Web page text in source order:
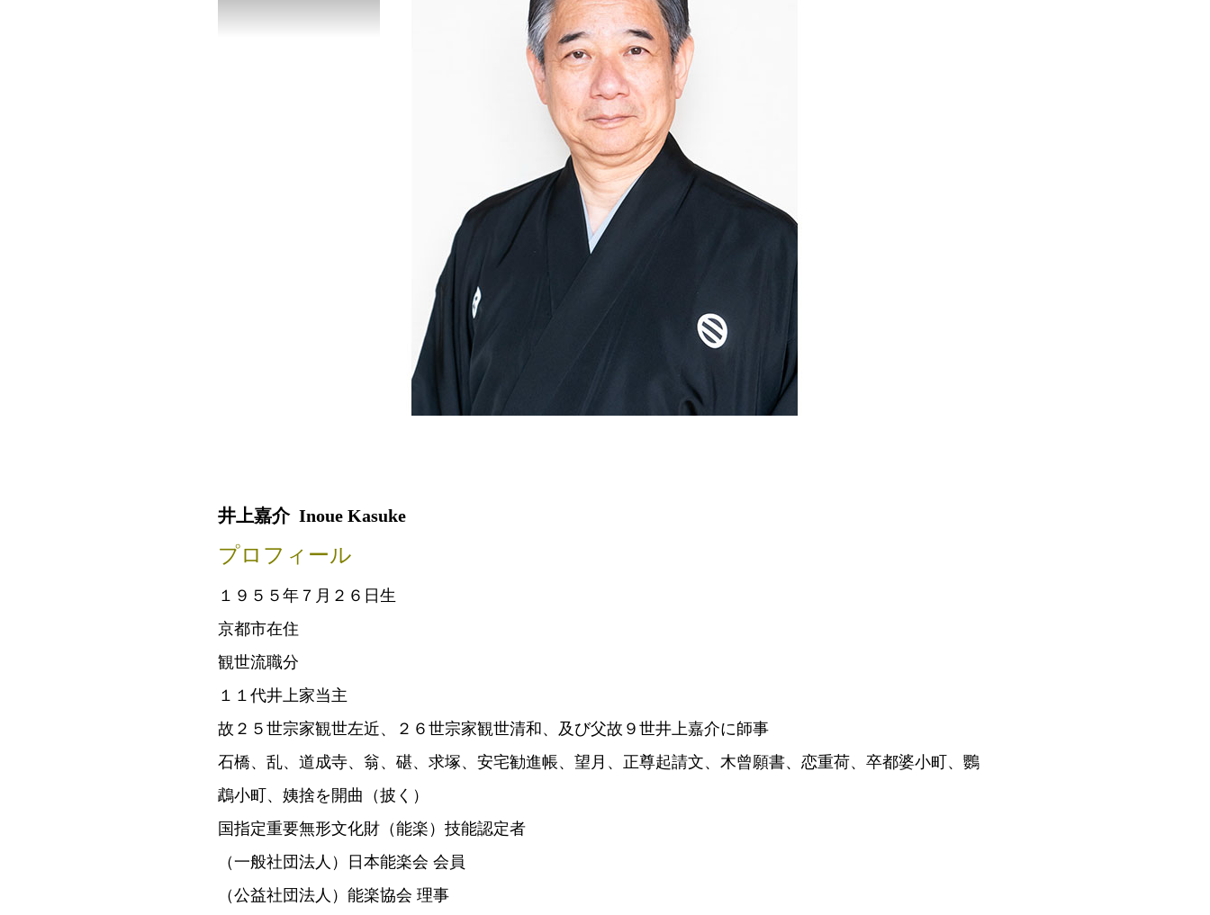
井上嘉介 Inoue Kasuke
プロフィール
１９５５年７月２６日生
京都市在住
観世流職分
１１代井上家当主
故２５世宗家観世左近、２６世宗家観世清和、及び父故９世井上嘉介に師事
石橋、乱、道成寺、翁、碪、求塚、安宅勧進帳、望月、正尊起請文、木曾願書、恋重荷、卒都婆小町、鸚
鵡小町、姨捨を開曲（披く）
国指定重要無形文化財（能楽）技能認定者
（一般社団法人）日本能楽会 会員
（公益社団法人）能楽協会 理事